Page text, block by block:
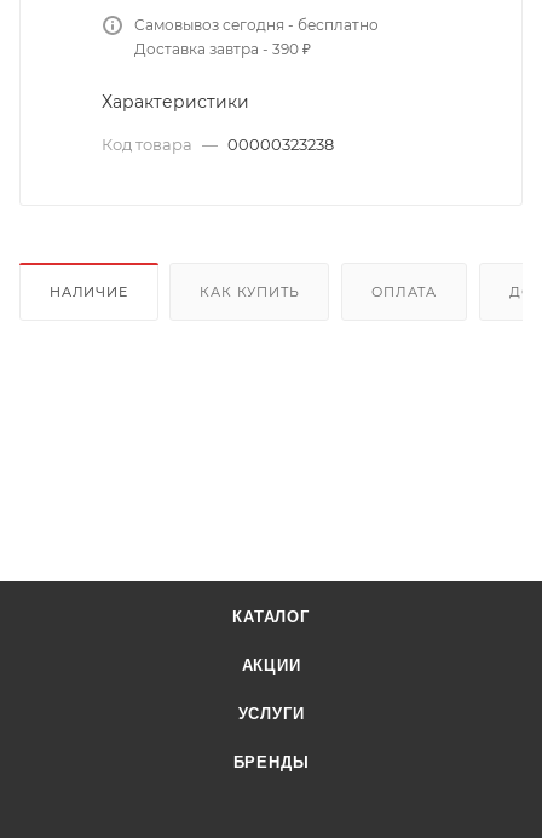
Самовывоз сегодня - бесплатно
Доставка завтра - 390 ₽
Характеристики
Код товара — 00000323238
НАЛИЧИЕ КАК КУПИТЬ ОПЛАТА
КАТАЛОГ
АКЦИИ
УСЛУГИ
БРЕНДЫ